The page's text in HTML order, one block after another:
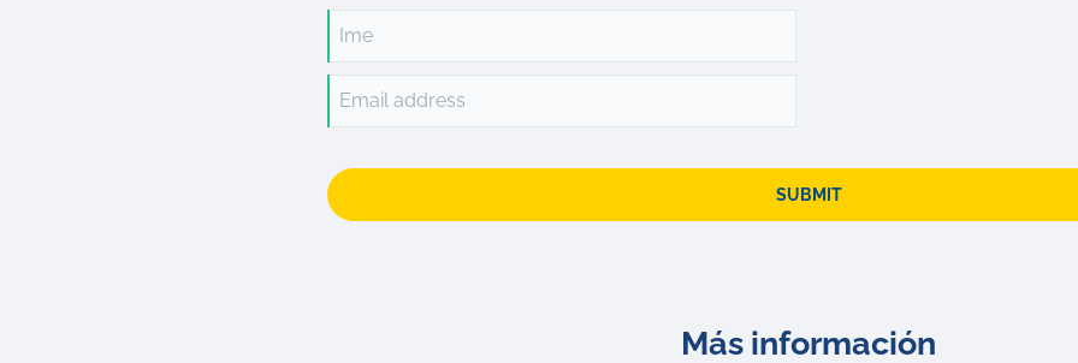
Ime
Email address
SUBMIT
Más información